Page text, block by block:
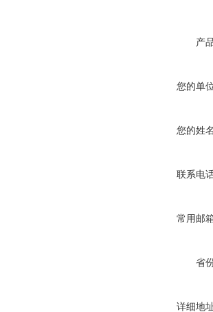
产
您的单
您的姓
联系电
常用邮
省
详细地